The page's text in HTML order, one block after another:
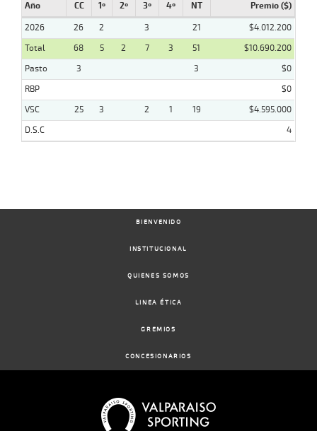
Año CC 1º 2º 3º 4º NT Premio ($)
2026 26 2 3 21
$4.012.200
Total
68 5 2 7 3 51
$10.690.200
Pasto
3 3
$0
RBP
$0
VSC
25 3 2 1 19
$4.595.000
D.S.C
4
BIENVENIDO
INSTITUCIONAL
QUIENES SOMOS
LINEA ÉTICA
GREMIOS
CONCESIONARIOS